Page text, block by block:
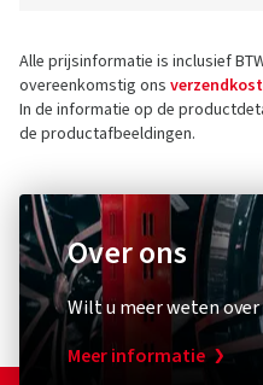
Alle prijsinformatie is inclusief
overeenkomstig ons
In de informatie op de
de productafbeeldingen.
Over ons
Wilt u meer weten
Meer informatie